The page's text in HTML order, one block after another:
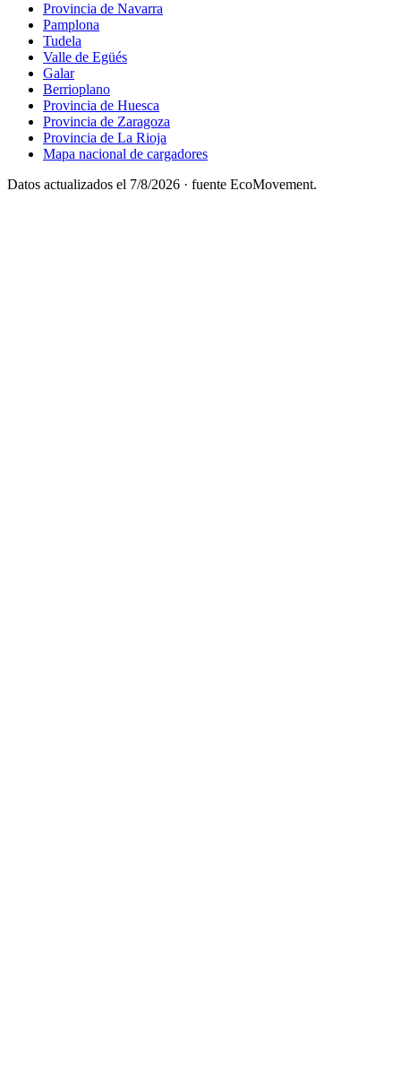
Provincia de Navarra
Pamplona
Tudela
Valle de Egüés
Galar
Berrioplano
Provincia de Huesca
Provincia de Zaragoza
Provincia de La Rioja
Mapa nacional de cargadores
Datos actualizados el 7/8/2026 · fuente EcoMovement.